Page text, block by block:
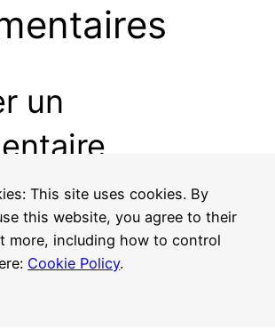
un
connecterpour publier un
This site uses cookies. By
this website, you agree to their
more, including how to control
Cookie Policy.